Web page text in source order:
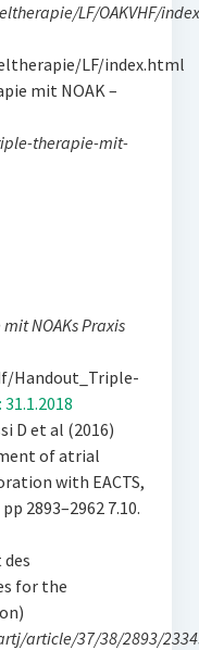
LF/OAKVHF/
LF/index.html
mit NOAK –
therapie-mit-
NOAKs Praxis
Handout_Triple-
D et al (2016)
of atrial
with EACTS,
2893–2962 7.10.
for the
article/37/38/2893/